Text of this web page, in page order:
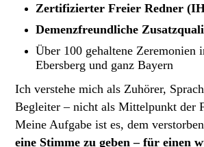
Zertifizierter Freier Redner
Demenzfreundliche
Über 100 gehaltene Zeremonien
Ebersberg und ganz Bayern
Ich verstehe mich als Zuhörer,
Begleiter – nicht als Mittelpunkt der
Meine Aufgabe ist es, dem
eine Stimme zu geben – für einen